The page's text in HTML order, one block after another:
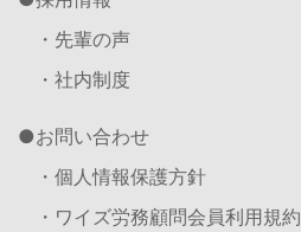
・先輩の声
・社内制度
お問い合わせ
・個人情報保護方針
・ワイズ労務顧問会員利用規約